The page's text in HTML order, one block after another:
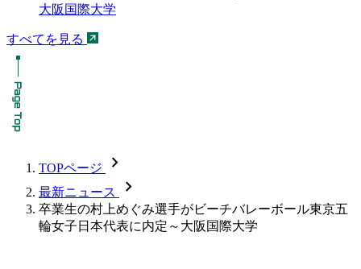
大阪国際大学
すべてを見る
TOPページ chevron_forward
最新ニュース chevron_forward
卒業生の村上めぐみ選手がビーチバレーボール東京五
輪女子日本代表に内定～大阪国際大学